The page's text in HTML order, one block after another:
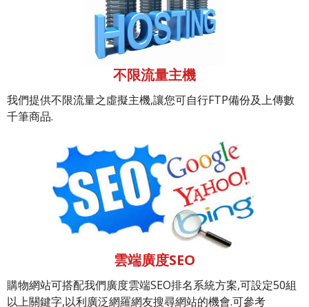
不限流量主機
我們提供不限流量之虛擬主機,讓您可自行FTP備份及上傳數
千筆商品.
雲端廣度SEO
購物網站可搭配我們廣度雲端SEO排名系統方案,可設定50組
以上關鍵字,以利廣泛網羅網友搜尋網站的機會.可參考